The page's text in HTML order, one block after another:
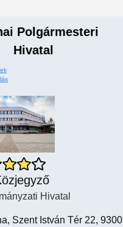
Polgármesteri
Hivatal
Hivatal
Szent István Tér 22, 9300